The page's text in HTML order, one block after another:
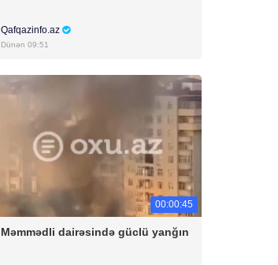
Qafqazinfo.az
Dünən 09:51
00:00:45
Məmmədli dairəsində güclü yanğın